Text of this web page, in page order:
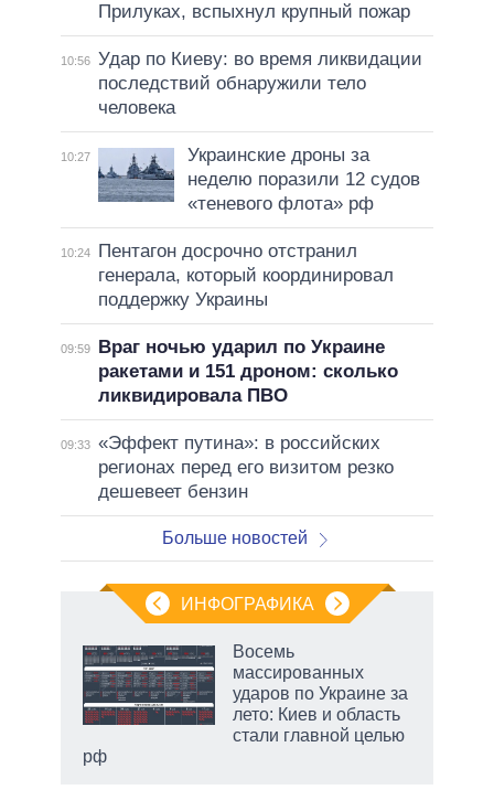
Прилуках, вспыхнул крупный пожар
10:56 Удар по Киеву: во время ликвидации
последствий обнаружили тело
человека
10:27
Украинские дроны за
неделю поразили 12 судов
«теневого флота» рф
10:24
Пентагон досрочно отстранил
генерала, который координировал
поддержку Украины
09:59
Враг ночью ударил по Украине
ракетами и 151 дроном: сколько
ликвидировала ПВО
09:33 «Эффект путина»: в российских
регионах перед его визитом резко
дешевеет бензин
Больше новостей
ИНФОГРАФИКА
Восемь
массированных
ударов по Украине за
лето: Киев и область
стали главной целью
рф